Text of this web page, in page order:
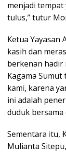
menjadi
tulus,” tutur
Ketua Yayasan
kasih dan
berkenan hadir
Kagama
kami, karena
ini adalah
duduk bersama
Sementara itu,
Mulianta